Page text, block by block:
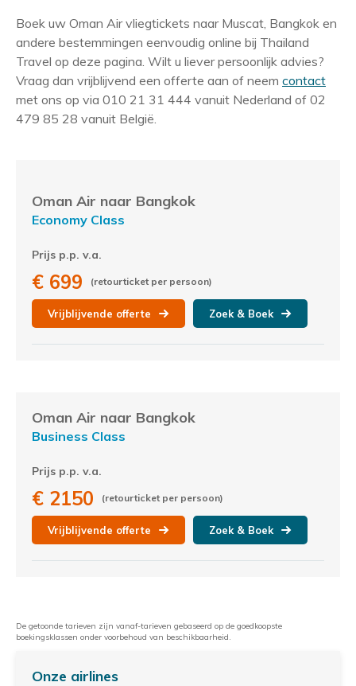
Boek uw Oman Air vliegtickets naar Muscat, Bangkok en
andere bestemmingen eenvoudig online bij Thailand
Travel op deze pagina. Wilt u liever persoonlijk advies?
Vraag dan vrijblijvend een offerte aan of neem contact
met ons op via 010 21 31 444 vanuit Nederland of 02
479 85 28 vanuit België.
Oman Air naar Bangkok
Economy Class
Prijs p.p. v.a.
€ 699 (retourticket per persoon)
Vrijblijvende offerte Zoek & Boek
Oman Air naar Bangkok
Business Class
Prijs p.p. v.a.
€ 2150 (retourticket per persoon)
Vrijblijvende offerte Zoek & Boek
De getoonde tarieven zijn vanaf-tarieven gebaseerd op de goedkoopste
boekingsklassen onder voorbehoud van beschikbaarheid.
Onze airlines